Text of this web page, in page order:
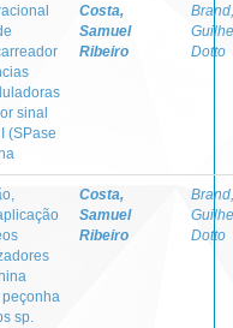
sinal
(SPase
Costa,
Samuel
Ribeiro
Brand,
Dotto
sp.
Costa,
Samuel
Ribeiro
Brand,
Dotto